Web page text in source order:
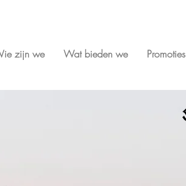
zijn we Wat bieden we Promoties